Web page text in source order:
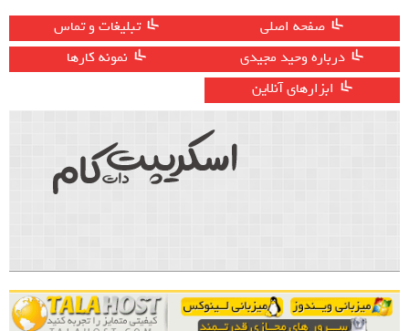
صفحه اصلی
تبلیغات و تماس
درباره وحید مجیدی
نمونه کارها
ابزارهای آنلاین